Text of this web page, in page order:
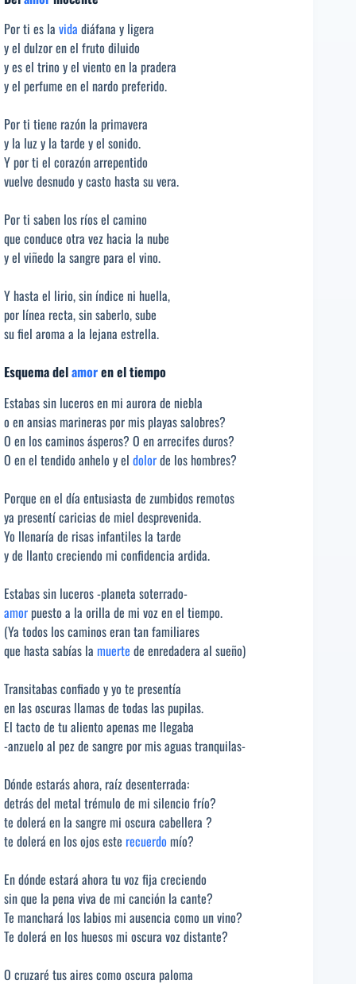
Por ti es la vida diáfana y ligera
y el dulzor en el fruto diluido
y es el trino y el viento en la pradera
y el perfume en el nardo preferido.
Por ti tiene razón la primavera
y la luz y la tarde y el sonido.
Y por ti el corazón arrepentido
vuelve desnudo y casto hasta su vera.
Por ti saben los ríos el camino
que conduce otra vez hacia la nube
y el viñedo la sangre para el vino.
Y hasta el lirio, sin índice ni huella,
por línea recta, sin saberlo, sube
su fiel aroma a la lejana estrella.
Esquema delamoren el tiempo
Estabas sin luceros en mi aurora de niebla
o en ansias marineras por mis playas salobres?
O en los caminos ásperos? O en arrecifes duros?
O en el tendido anhelo y el dolorde los hombres?
Porque en el día entusiasta de zumbidos remotos
ya presentí caricias de miel desprevenida.
Yo llenaría de risas infantiles la tarde
y de llanto creciendo mi confidencia ardida.
Estabas sin luceros -planeta soterrado-
amorpuesto a la orilla de mi voz en el tiempo.
(Ya todos los caminos eran tan familiares
que hasta sabías la muerte de enredadera al sueño)
Transitabas confiado y yo te presentía
en las oscuras llamas de todas las pupilas.
El tacto de tu aliento apenas me llegaba
-anzuelo al pez de sangre por mis aguas tranquilas-
Dónde estarás ahora, raíz desenterrada:
detrás del metal trémulo de mi silencio frío?
te dolerá en la sangre mi oscura cabellera ?
te dolerá en los ojos este recuerdo mío?
En dónde estará ahora tu voz fija creciendo
sin que la pena viva de mi canción la cante?
Te manchará los labios mi ausencia como un vino?
Te dolerá en los huesos mi oscura voz distante?
O cruzaré tus aires como oscura paloma